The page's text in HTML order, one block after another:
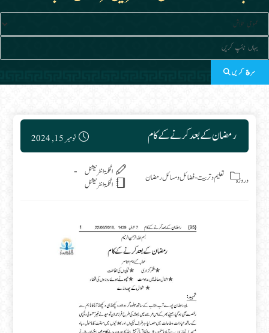
سرچ کریں
رمضان کے بعد کرنے کے کام Post published:
نومبر 15, 2024
Post category:
تعلیم وتربیت-فضائل ومسائل رمضان وروزہ
الحکمۃ انٹرنیشنل
الحکمۃ انٹرنیشنل